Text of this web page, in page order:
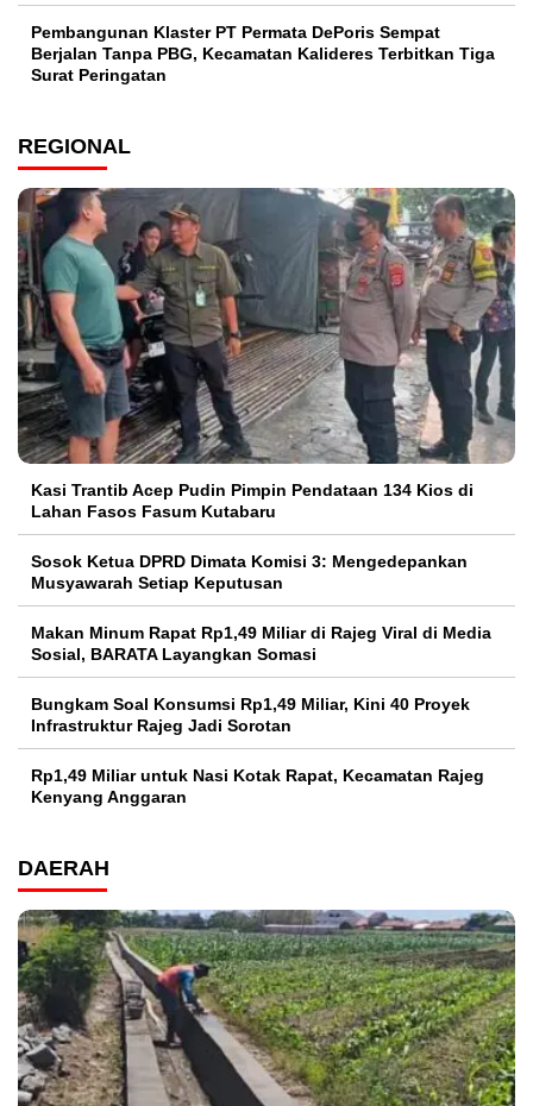
Pembangunan Klaster PT Permata DePoris Sempat
Berjalan Tanpa PBG, Kecamatan Kalideres Terbitkan Tiga
Surat Peringatan
REGIONAL
Kasi Trantib Acep Pudin Pimpin Pendataan 134 Kios di
Lahan Fasos Fasum Kutabaru
Sosok Ketua DPRD Dimata Komisi 3: Mengedepankan
Musyawarah Setiap Keputusan
Makan Minum Rapat Rp1,49 Miliar di Rajeg Viral di Media
Sosial, BARATA Layangkan Somasi
Bungkam Soal Konsumsi Rp1,49 Miliar, Kini 40 Proyek
Infrastruktur Rajeg Jadi Sorotan
Rp1,49 Miliar untuk Nasi Kotak Rapat, Kecamatan Rajeg
Kenyang Anggaran
DAERAH